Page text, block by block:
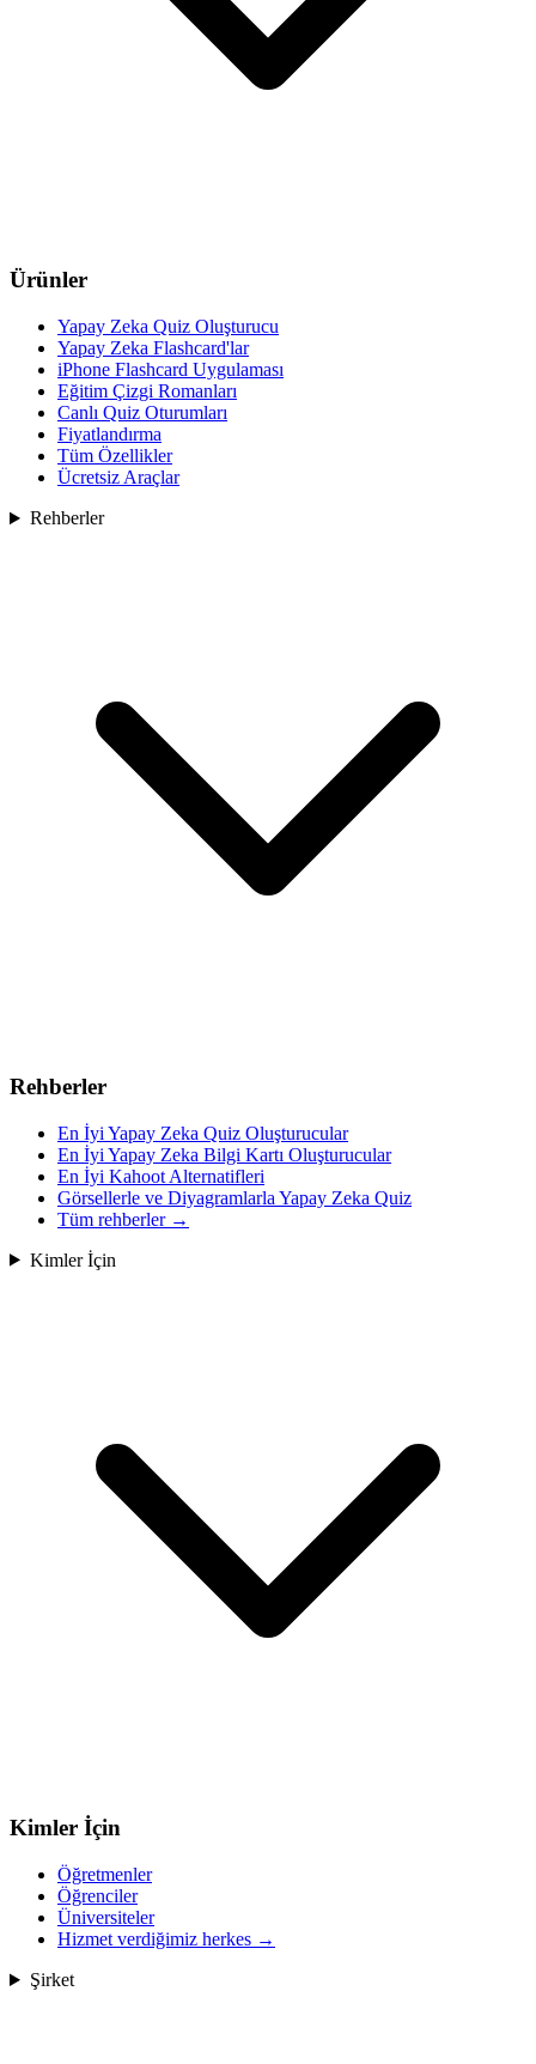
Ürünler
Yapay Zeka Quiz Oluşturucu
Yapay Zeka Flashcard'lar
iPhone Flashcard Uygulaması
Eğitim Çizgi Romanları
Canlı Quiz Oturumları
Fiyatlandırma
Tüm Özellikler
Ücretsiz Araçlar
Rehberler
Rehberler
En İyi Yapay Zeka Quiz Oluşturucular
En İyi Yapay Zeka Bilgi Kartı Oluşturucular
En İyi Kahoot Alternatifleri
Görsellerle ve Diyagramlarla Yapay Zeka Quiz
Tüm rehberler→
Kimler İçin
Kimler İçin
Öğretmenler
Öğrenciler
Üniversiteler
Hizmet verdiğimiz herkes →
Şirket